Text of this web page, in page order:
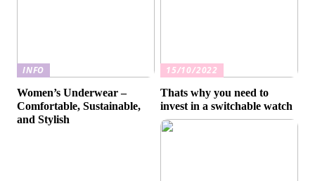
INFO
Women’s Underwear –
Comfortable, Sustainable,
and Stylish
15/10/2022
Thats why you need to
invest in a switchable watch